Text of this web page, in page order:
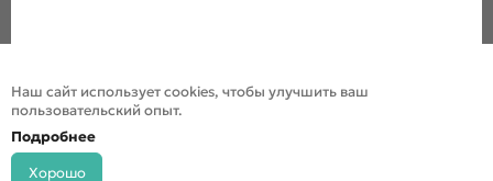
Наш сайт использует cookies, чтобы улучшить ваш
пользовательский опыт.
Подробнее
Хорошо